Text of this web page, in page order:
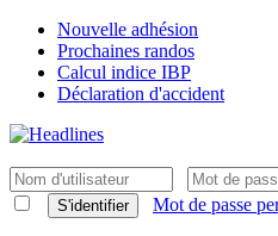
Nouvelle adhésion
Prochaines randos
Calcul indice IBP
Déclaration d'accident
S'identifier Mot de passe